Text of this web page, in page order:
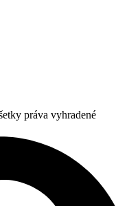
práva vyhradené